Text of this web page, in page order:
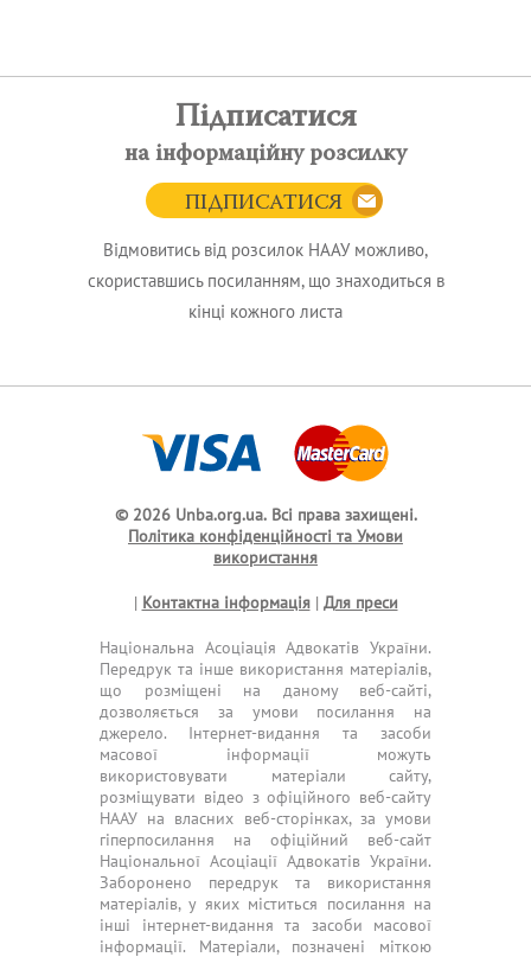
Підписатися
на інформаційну розсилку
ПІДПИСАТИСЯ
Відмовитись від розсилок НААУ можливо,
скориставшись посиланням, що знаходиться в
кінці кожного листа
© 2026 Unba.org.ua. Всі права захищені.
Політика конфіденційності та Умови
використання
| Контактна інформація| Для преси
Національна Асоціація Адвокатів України.
Передрук та інше використання матеріалів,
що розміщені на даному веб-сайті,
дозволяється за умови посилання на
джерело. Інтернет-видання та засоби
масової інформації можуть
використовувати матеріали сайту,
розміщувати відео з офіційного веб-сайту
НААУ на власних веб-сторінках, за умови
гіперпосилання на офіційний веб-сайт
Національної Асоціації Адвокатів України.
Заборонено передрук та використання
матеріалів, у яких міститься посилання на
інші інтернет-видання та засоби масової
інформації. Матеріали, позначені міткою